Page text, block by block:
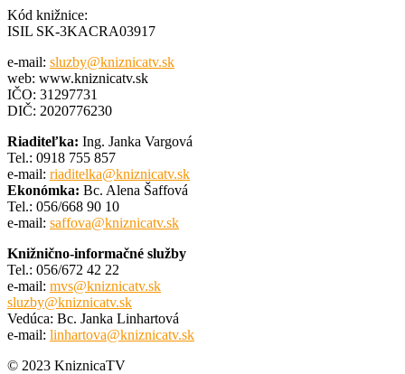
Kód knižnice:
ISIL SK-3KACRA03917
e-mail: sluzby@kniznicatv.sk
web: www.kniznicatv.sk
IČO: 31297731
DIČ: 2020776230
Riaditeľka: Ing. Janka Vargová
Tel.: 0918 755 857
e-mail: riaditelka@kniznicatv.sk
Ekonómka: Bc. Alena Šaffová
Tel.: 056/668 90 10
e-mail: saffova@kniznicatv.sk
Knižnično-informačné služby
Tel.: 056/672 42 22
e-mail: mvs@kniznicatv.sk
sluzby@kniznicatv.sk
Vedúca: Bc. Janka Linhartová
e-mail: linhartova@kniznicatv.sk
© 2023 KniznicaTV